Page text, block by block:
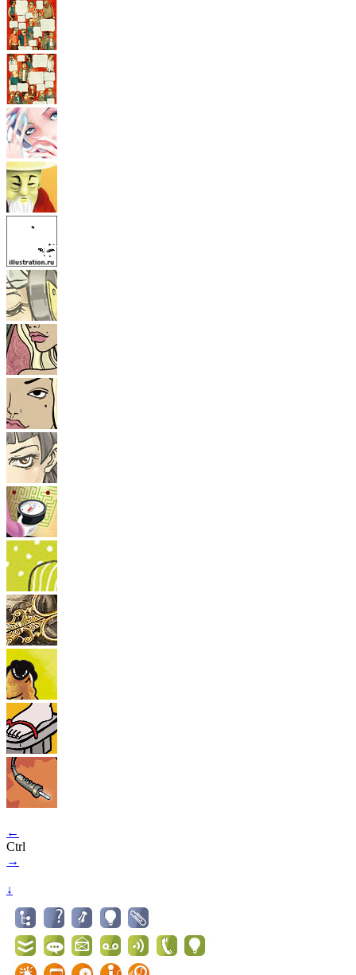
←
Ctrl
→
↓